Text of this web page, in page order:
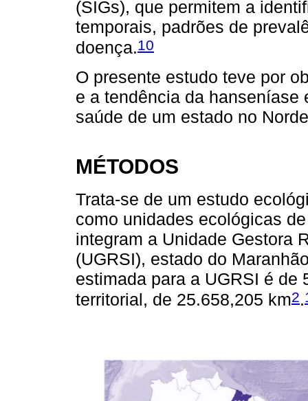
(SIGs), que permitem a
temporais, padrões de
doença.10
O presente estudo teve por
e a tendência da
saúde de um estado no
MÉTODOS
Trata-se de um estudo
como unidades ecológicas
integram a Unidade Gestora
(UGRSI), estado do
estimada para a UGRSI é de
territorial, de 25.658,205 km2.